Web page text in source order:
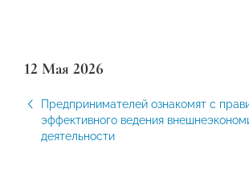
12 Мая 2026
Предпринимателей ознакомят с
эффективного ведения
деятельности